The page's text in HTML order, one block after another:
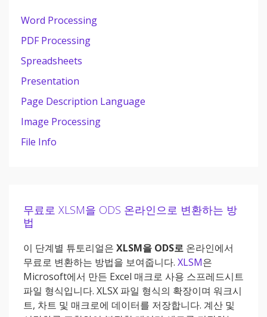
Word Processing
PDF Processing
Spreadsheets
Presentation
Page Description Language
Image Processing
File Info
무료로 XLSM을 ODS 온라인으로 변환하는 방
법
이 단계별 튜토리얼은 XLSM을 ODS로 온라인에서
무료로 변환하는 방법을 보여줍니다. XLSM은
Microsoft에서 만든 Excel 매크로 사용 스프레드시트
파일 형식입니다. XLSX 파일 형식의 확장이며 워크시
트, 차트 및 매크로에 데이터를 저장합니다. 계산 및